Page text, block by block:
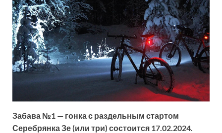
Забава №1 — гонка с раздельным стартом
Серебрянка Зе (или три) состоится 17.02.2024.